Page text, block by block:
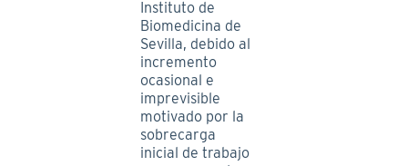
Instituto de
Biomedicina de
Sevilla, debido al
incremento
ocasional e
imprevisible
motivado por la
sobrecarga
inicial de trabajo